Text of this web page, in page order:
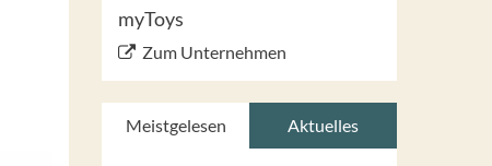
myToys
Zum Unternehmen
Meistgelesen Aktuelles